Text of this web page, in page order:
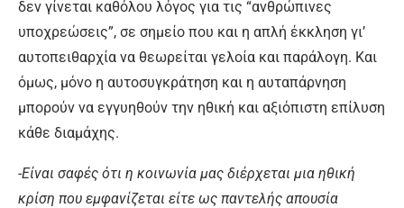
δεν γίνεται καθόλου λόγος για τις “ανθρώπινες
υποχρεώσεις”, σε σημείο που και η απλή έκκληση γι’
αυτοπειθαρχία να θεωρείται γελοία και παράλογη. Και
όμως, μόνο η αυτοσυγκράτηση και η αυταπάρνηση
μπορούν να εγγυηθούν την ηθική και αξιόπιστη επίλυση
κάθε διαμάχης.
-Είναι σαφές ότι η κοινωνία μας διέρχεται μια ηθική
κρίση που εμφανίζεται είτε ως παντελής απουσία